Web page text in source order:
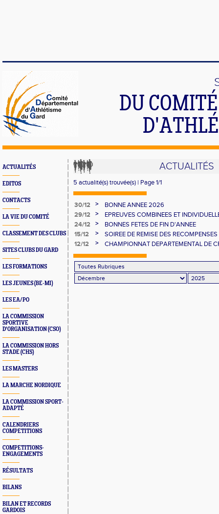
DU
ACTUALITÉS
EDITOS
CONTACTS
LA VIE DU COMITÉ
CLASSEMENT DES CLUBS
SITES CLUBS DU GARD
LES FORMATIONS
LES JEUNES (BE-MI)
LES EA/PO
LA COMMISSION
SPORTIVE
D'ORGANISATION (CSO)
LA COMMISSION HORS
STADE (CHS)
LES MASTERS
LA MARCHE NORDIQUE
LA COMMISSION SPORT-
ADAPTÉ
CALENDRIERS
COMPETITIONS
COMPETITIONS-
ENGAGEMENTS
RÉSULTATS
BILANS
BILAN ET RECORDS
GARDOIS
ACTUALITÉS
5 actualité(s) trouvée(s) | Page 1/1
30/12 >
BONNE ANNEE 2026
29/12
>
EPREUVES COMBINEES ET
JANVIER 2026
24/12 >
BONNES FETES DE FIN D'ANNEE
15/12
>
SOIREE DE REMISE DES
12/12
>
CHAMPIONNAT DEPARTEMENTAL DE